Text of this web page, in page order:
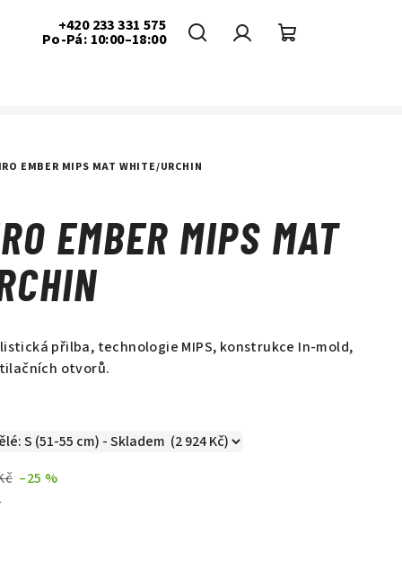
+420 233 331 575
Po-Pá: 10:00–18:00
EMBER MIPS MAT WHITE/URCHIN
EMBER MIPS MAT
přilba, technologie MIPS, konstrukce In-mold,
otvorů.
–25 %